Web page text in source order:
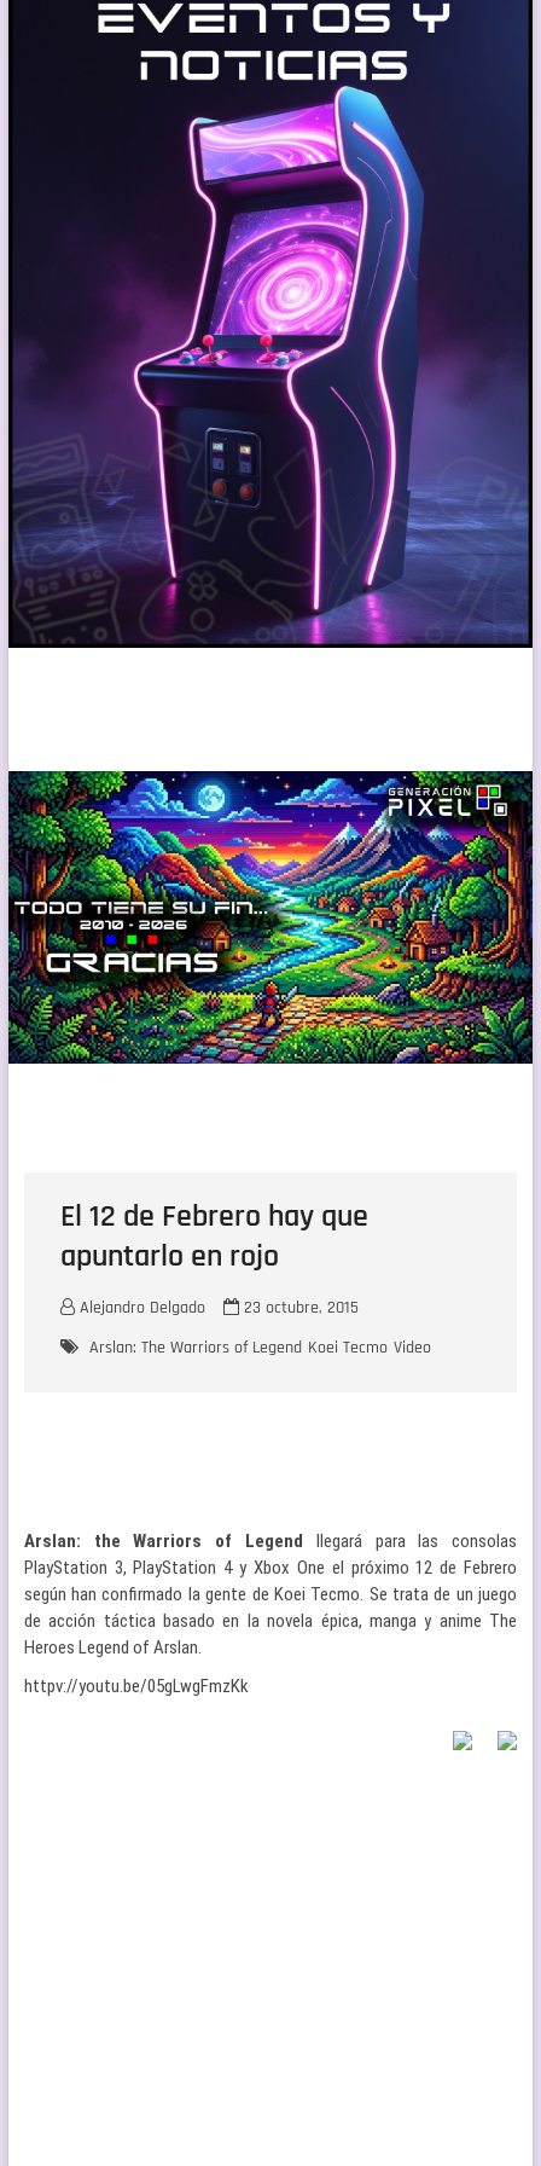
El 12 de Febrero hay que
apuntarlo en rojo
Alejandro Delgado
23 octubre, 2015
Arslan: The Warriors of Legend Koei Tecmo Video
Arslan: the Warriors of Legend llegará para las consolas
PlayStation 3, PlayStation 4 y Xbox One el próximo 12 de Febrero
según han confirmado la gente de Koei Tecmo. Se trata de un juego
de acción táctica basado en la novela épica, manga y anime The
Heroes Legend of Arslan.
httpv://youtu.be/05gLwgFmzKk